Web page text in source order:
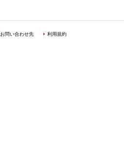
お問い合わせ先 利用規約